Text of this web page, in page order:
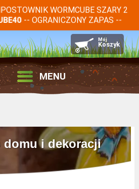
WORMCUBE SZARY 2
-- OGRANICZONY ZAPAS --
MENU
domu i dekoracji